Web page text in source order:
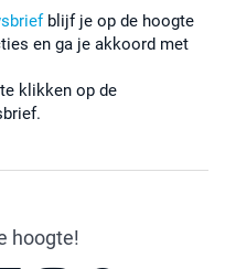
blijf je op de hoogte
en ga je akkoord met
klikken op de
hoogte!